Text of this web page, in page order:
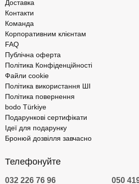
Доставка
Контакти
Команда
Корпоративним клієнтам
FAQ
Публічна оферта
Політика Конфіденційності
Файли cookie
Політика використання ШІ
Політика повернення
bodo Türkiye
Подарункові сертифікати
Ідеї для подарунку
Бронюй дозвілля завчасно
Телефонуйте
032 226 76 96
050